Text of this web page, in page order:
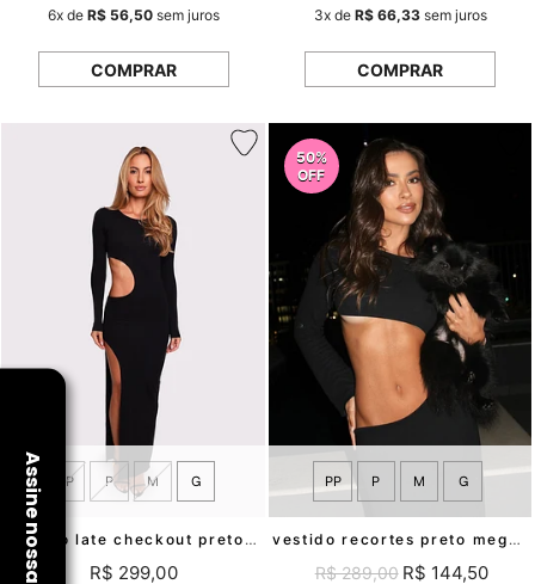
6xde R$ 56,50sem juros
COMPRAR
3xde R$ 66,33sem juros
COMPRAR
vestido late checkout preto mundo lolita
PP P M G
R$ 299,00
50%
OFF
vestido recortes preto megan mundo lolita
PP P M G
R$ 289,00 R$ 144,50